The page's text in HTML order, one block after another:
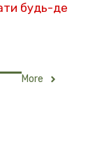
будь-де
More